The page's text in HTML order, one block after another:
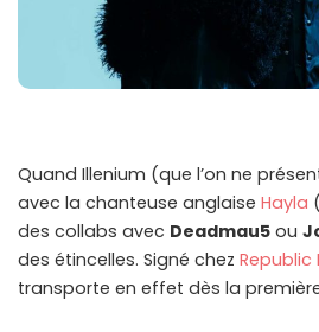
Quand Illenium (que l’on ne
avec la chanteuse anglaise Hayla
des collabs avec Deadmau5 ou
des étincelles. Signé chez Republic
transporte en effet dès la